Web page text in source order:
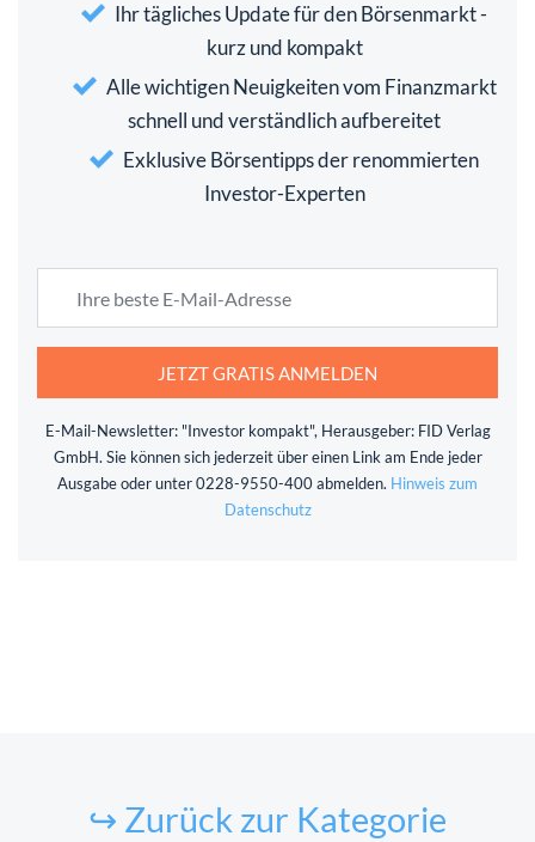
Ihr tägliches Update für den Börsenmarkt -
kurz und kompakt
Alle wichtigen Neuigkeiten vom Finanzmarkt
schnell und verständlich aufbereitet
Exklusive Börsentipps der renommierten
Investor-Experten
JETZT GRATIS ANMELDEN
E-Mail-Newsletter: "Investor kompakt", Herausgeber: FID Verlag
GmbH. Sie können sich jederzeit über einen Link am Ende jeder
Ausgabe oder unter 0228-9550-400 abmelden. Hinweis zum
Datenschutz
↪ Zurück zur Kategorie